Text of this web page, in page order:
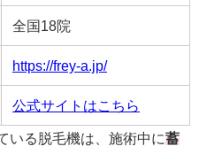
全国18院
https://frey-a.jp/
公式サイトはこちら
いる脱毛機は、施術中に蓄